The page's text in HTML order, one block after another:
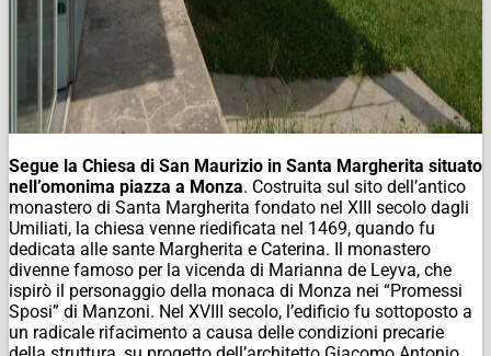
Segue la Chiesa di San Maurizio in Santa Margherita situato
nell’omonima piazza a Monza. Costruita sul sito dell’antico
monastero di Santa Margherita fondato nel XIII secolo dagli
Umiliati, la chiesa venne riedificata nel 1469, quando fu
dedicata alle sante Margherita e Caterina. Il monastero
divenne famoso per la vicenda di Marianna de Leyva, che
ispirò il personaggio della monaca di Monza nei “Promessi
Sposi” di Manzoni. Nel XVIII secolo, l’edificio fu sottoposto a
un radicale rifacimento a causa delle condizioni precarie